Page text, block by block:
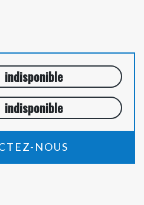
indisponible
indisponible
NOUS